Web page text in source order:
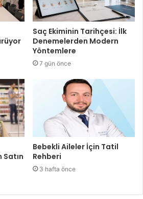
Saç Ekiminin Tarihçesi: İlk
Denemelerden Modern
Yöntemlere
7 gün önce
Satın
Bebekli Aileler İçin Tatil
Rehberi
3 hafta önce